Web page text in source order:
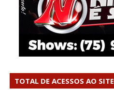
TOTAL DE ACESSOS AO SITE